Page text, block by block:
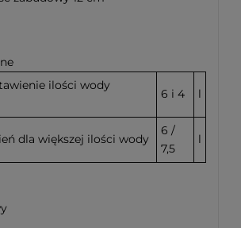
ilości wody
6 i 4 l
dla większej ilości wody
6 /
7,5
l